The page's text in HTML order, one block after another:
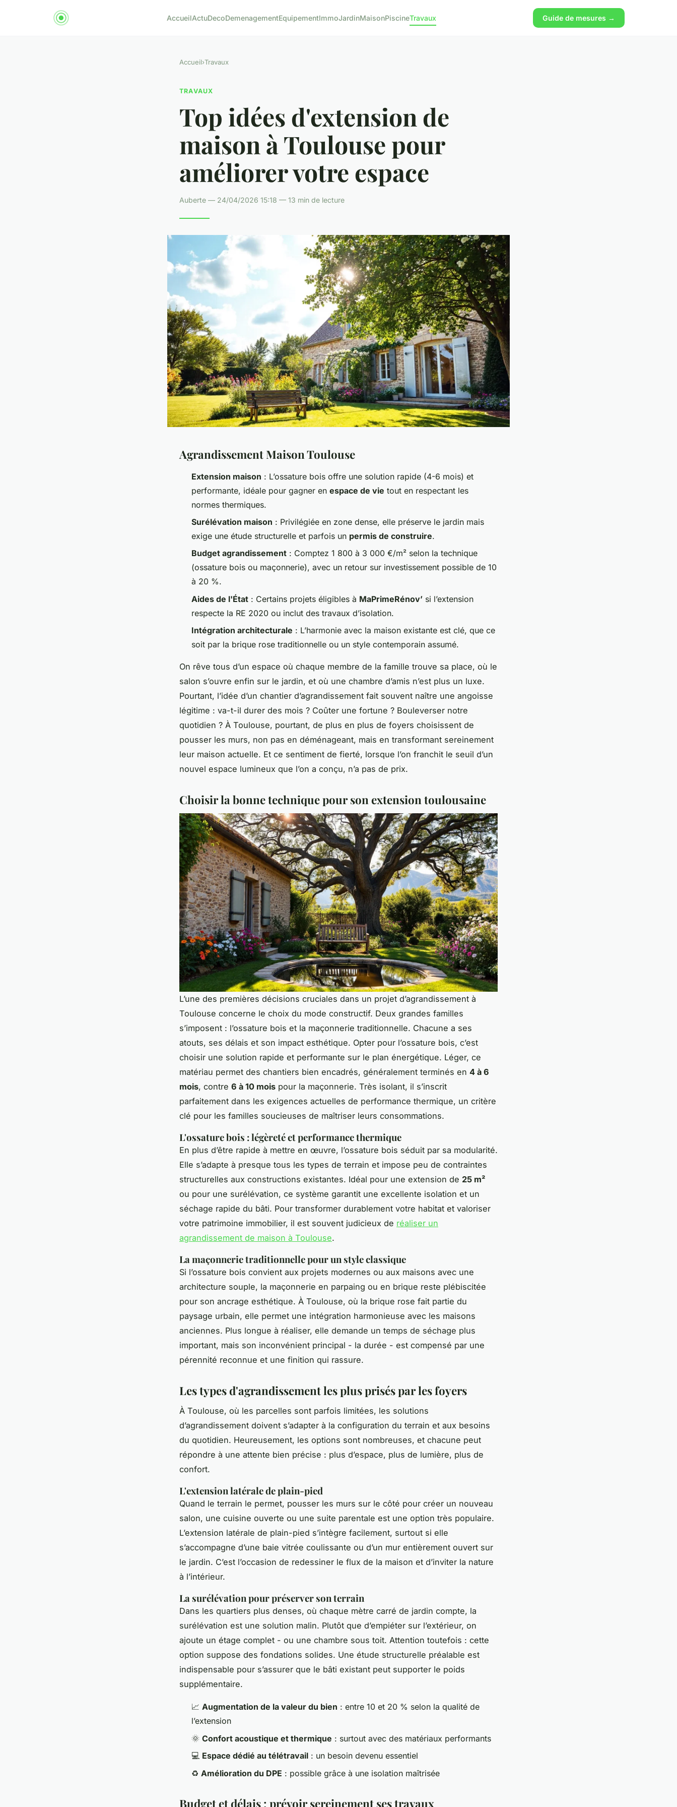
AccueilActuDecoDemenagementEquipementImmoJardinMaisonPiscineTravaux Guide de mesures →
Accueil›Travaux
TRAVAUX
Top idées d'extension de
maison à Toulouse pour
améliorer votre espace
Auberte — 24/04/2026 15:18 — 13 min de lecture
Agrandissement Maison Toulouse
Extension maison : L’ossature bois offre une solution rapide (4-6 mois) et
performante, idéale pour gagner en espace de vie tout en respectant les
normes thermiques.
Surélévation maison : Privilégiée en zone dense, elle préserve le jardin mais
exige une étude structurelle et parfois un permis de construire.
Budget agrandissement : Comptez 1 800 à 3 000 €/m² selon la technique
(ossature bois ou maçonnerie), avec un retour sur investissement possible de 10
à 20 %.
Aides de l'État : Certains projets éligibles à MaPrimeRénov’ si l’extension
respecte la RE 2020 ou inclut des travaux d’isolation.
Intégration architecturale : L’harmonie avec la maison existante est clé, que ce
soit par la brique rose traditionnelle ou un style contemporain assumé.
On rêve tous d’un espace où chaque membre de la famille trouve sa place, où le
salon s’ouvre enfin sur le jardin, et où une chambre d’amis n’est plus un luxe.
Pourtant, l’idée d’un chantier d’agrandissement fait souvent naître une angoisse
légitime : va-t-il durer des mois ? Coûter une fortune ? Bouleverser notre
quotidien ? À Toulouse, pourtant, de plus en plus de foyers choisissent de
pousser les murs, non pas en déménageant, mais en transformant sereinement
leur maison actuelle. Et ce sentiment de fierté, lorsque l’on franchit le seuil d’un
nouvel espace lumineux que l’on a conçu, n’a pas de prix.
Choisir la bonne technique pour son extension toulousaine
L’une des premières décisions cruciales dans un projet d’agrandissement à
Toulouse concerne le choix du mode constructif. Deux grandes familles
s’imposent : l’ossature bois et la maçonnerie traditionnelle. Chacune a ses
atouts, ses délais et son impact esthétique. Opter pour l’ossature bois, c’est
choisir une solution rapide et performante sur le plan énergétique. Léger, ce
matériau permet des chantiers bien encadrés, généralement terminés en 4 à 6
mois, contre 6 à 10 mois pour la maçonnerie. Très isolant, il s’inscrit
parfaitement dans les exigences actuelles de performance thermique, un critère
clé pour les familles soucieuses de maîtriser leurs consommations.
L'ossature bois : légèreté et performance thermique
En plus d’être rapide à mettre en œuvre, l’ossature bois séduit par sa modularité.
Elle s’adapte à presque tous les types de terrain et impose peu de contraintes
structurelles aux constructions existantes. Idéal pour une extension de 25 m²
ou pour une surélévation, ce système garantit une excellente isolation et un
séchage rapide du bâti. Pour transformer durablement votre habitat et valoriser
votre patrimoine immobilier, il est souvent judicieux de réaliser un
agrandissement de maison à Toulouse.
La maçonnerie traditionnelle pour un style classique
Si l’ossature bois convient aux projets modernes ou aux maisons avec une
architecture souple, la maçonnerie en parpaing ou en brique reste plébiscitée
pour son ancrage esthétique. À Toulouse, où la brique rose fait partie du
paysage urbain, elle permet une intégration harmonieuse avec les maisons
anciennes. Plus longue à réaliser, elle demande un temps de séchage plus
important, mais son inconvénient principal - la durée - est compensé par une
pérennité reconnue et une finition qui rassure.
Les types d'agrandissement les plus prisés par les foyers
À Toulouse, où les parcelles sont parfois limitées, les solutions
d’agrandissement doivent s’adapter à la configuration du terrain et aux besoins
du quotidien. Heureusement, les options sont nombreuses, et chacune peut
répondre à une attente bien précise : plus d’espace, plus de lumière, plus de
confort.
L'extension latérale de plain-pied
Quand le terrain le permet, pousser les murs sur le côté pour créer un nouveau
salon, une cuisine ouverte ou une suite parentale est une option très populaire.
L’extension latérale de plain-pied s’intègre facilement, surtout si elle
s’accompagne d’une baie vitrée coulissante ou d’un mur entièrement ouvert sur
le jardin. C’est l’occasion de redessiner le flux de la maison et d’inviter la nature
à l’intérieur.
La surélévation pour préserver son terrain
Dans les quartiers plus denses, où chaque mètre carré de jardin compte, la
surélévation est une solution malin. Plutôt que d’empiéter sur l’extérieur, on
ajoute un étage complet - ou une chambre sous toit. Attention toutefois : cette
option suppose des fondations solides. Une étude structurelle préalable est
indispensable pour s’assurer que le bâti existant peut supporter le poids
supplémentaire.
📈 Augmentation de la valeur du bien : entre 10 et 20 % selon la qualité de
l’extension
🌞 Confort acoustique et thermique : surtout avec des matériaux performants
💻 Espace dédié au télétravail : un besoin devenu essentiel
♻️ Amélioration du DPE : possible grâce à une isolation maîtrisée
Budget et délais : prévoir sereinement ses travaux